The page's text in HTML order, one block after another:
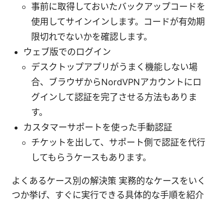
事前に取得しておいたバックアップコードを
使用してサインインします。コードが有効期
限切れでないかを確認します。
ウェブ版でのログイン
デスクトップアプリがうまく機能しない場
合、ブラウザからNordVPNアカウントにロ
グインして認証を完了させる方法もありま
す。
カスタマーサポートを使った手動認証
チケットを出して、サポート側で認証を代行
してもらうケースもあります。
よくあるケース別の解決策 実務的なケースをいく
つか挙げ、すぐに実行できる具体的な手順を紹介